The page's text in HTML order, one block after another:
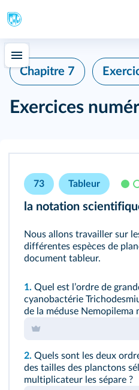
Chapitre 7
Exercices
73 Tableur
la notation
Nous allons travailler sur
différentes espèces de
document tableur.
1. Quel est lʼordre de
cyanobactérie
de la méduse Nemopilema
2. Quels sont les deux
des tailles des planctons
multiplicateur les sépare ?